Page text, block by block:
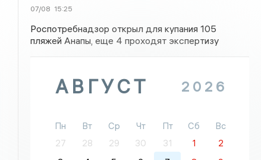
07/08 15:25
Роспотребнадзор открыл для купания 105
пляжей Анапы, еще 4 проходят экспертизу
АВГУСТ 2026
Пн Вт Ср Чт Пт Сб
Вс
27
28 29 30 31 1
2